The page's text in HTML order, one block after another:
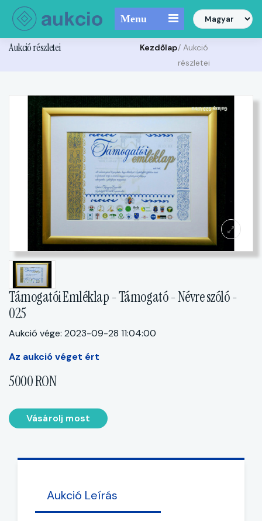
Menu
Aukció részletei Kezdőlap/ Aukció
részletei
Támogatói Emléklap - Támogató - Névre szóló -
025
Aukció vége: 2023-09-28 11:04:00
Az aukció véget ért
5000 RON
Vásárolj most
Aukció Leírás